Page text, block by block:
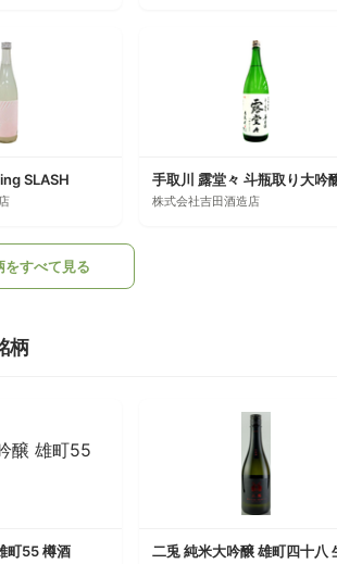
SLASH
株式会社吉田酒造店
をすべて見る
柄
町55 樽酒